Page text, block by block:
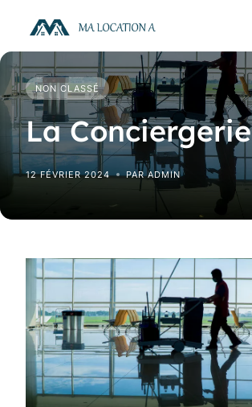
content
NON CLASSÉ
La Conciergerie
12 FÉVRIER 2024 PAR ADMIN